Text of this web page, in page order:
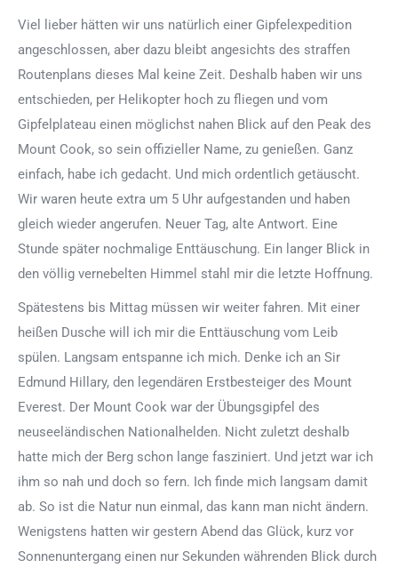
Viel lieber hätten wir uns natürlich einer Gipfelexpedition
angeschlossen, aber dazu bleibt angesichts des straffen
Routenplans dieses Mal keine Zeit. Deshalb haben wir uns
entschieden, per Helikopter hoch zu fliegen und vom
Gipfelplateau einen möglichst nahen Blick auf den Peak des
Mount Cook, so sein offizieller Name, zu genießen. Ganz
einfach, habe ich gedacht. Und mich ordentlich getäuscht.
Wir waren heute extra um 5 Uhr aufgestanden und haben
gleich wieder angerufen. Neuer Tag, alte Antwort. Eine
Stunde später nochmalige Enttäuschung. Ein langer Blick in
den völlig vernebelten Himmel stahl mir die letzte Hoffnung.
Spätestens bis Mittag müssen wir weiter fahren. Mit einer
heißen Dusche will ich mir die Enttäuschung vom Leib
spülen. Langsam entspanne ich mich. Denke ich an Sir
Edmund Hillary, den legendären Erstbesteiger des Mount
Everest. Der Mount Cook war der Übungsgipfel des
neuseeländischen Nationalhelden. Nicht zuletzt deshalb
hatte mich der Berg schon lange fasziniert. Und jetzt war ich
ihm so nah und doch so fern. Ich finde mich langsam damit
ab. So ist die Natur nun einmal, das kann man nicht ändern.
Wenigstens hatten wir gestern Abend das Glück, kurz vor
Sonnenuntergang einen nur Sekunden währenden Blick durch